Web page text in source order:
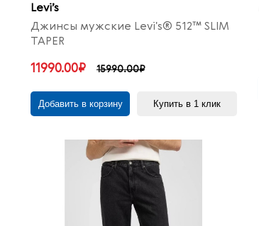
Levi’s
Джинсы мужские Levi's® 512™ SLIM
TAPER
11990.00₽ 15990.00₽
Добавить в корзину Купить в 1 клик